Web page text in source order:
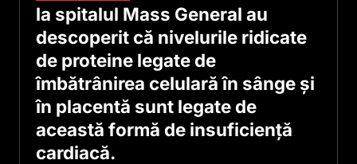
la spitalul Mass General au
descoperit că nivelurile ridicate
de proteine legate de
îmbătrânirea celulară în sânge şi
în placentă sunt legate de
această formă de insuficienţă
cardiacă.